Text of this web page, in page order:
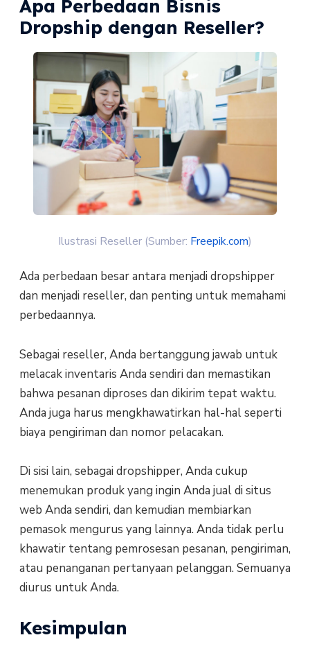
Apa Perbedaan Bisnis
Dropship dengan Reseller?
Ilustrasi Reseller (Sumber: Freepik.com)
Ada perbedaan besar antara menjadi dropshipper
dan menjadi reseller, dan penting untuk memahami
perbedaannya.
Sebagai reseller, Anda bertanggung jawab untuk
melacak inventaris Anda sendiri dan memastikan
bahwa pesanan diproses dan dikirim tepat waktu.
Anda juga harus mengkhawatirkan hal-hal seperti
biaya pengiriman dan nomor pelacakan.
Di sisi lain, sebagai dropshipper, Anda cukup
menemukan produk yang ingin Anda jual di situs
web Anda sendiri, dan kemudian membiarkan
pemasok mengurus yang lainnya. Anda tidak perlu
khawatir tentang pemrosesan pesanan, pengiriman,
atau penanganan pertanyaan pelanggan. Semuanya
diurus untuk Anda.
Kesimpulan